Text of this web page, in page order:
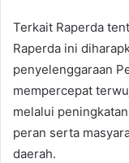
Terkait Raperda
Raperda ini
penyelenggaraan
mempercepat
melalui
peran serta
daerah.